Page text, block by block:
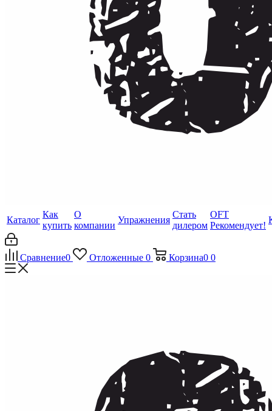
Каталог
Как
купить
О
компании
Упражнения
Стать
дилером
OFT
Рекомендует!
Сравнение0 Отложенные 0 Корзина0 0